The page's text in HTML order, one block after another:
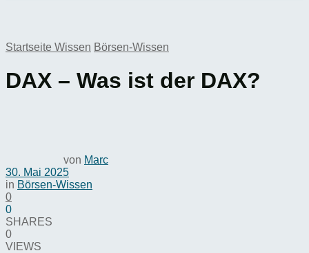
Startseite Wissen Börsen-Wissen
DAX – Was ist der DAX?
von Marc
30. Mai 2025
in Börsen-Wissen
0
0
SHARES
0
VIEWS